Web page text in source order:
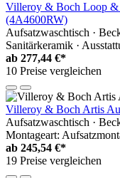
Villeroy & Boch Loop &
(4A4600RW)
Aufsatzwaschtisch ·
Sanitärkeramik ·
ab 277,44 €*
10 Preise vergleichen
Villeroy & Boch Artis
Aufsatzwaschtisch ·
Montageart:
ab 245,54 €*
19 Preise vergleichen